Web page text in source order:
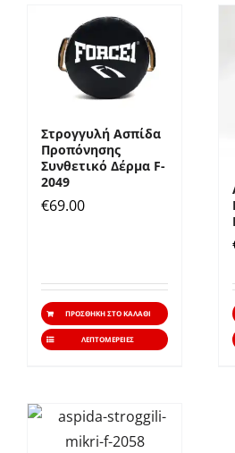
Στρογγυλή Ασπίδα
Προπόνησης
Συνθετικό Δέρμα F-
2049
€69.00
ΠΡΟΣΘΉΚΗ ΣΤΟ ΚΑΛΆΘΙ
ΛΕΠΤΟΜΈΡΕΙΕΣ